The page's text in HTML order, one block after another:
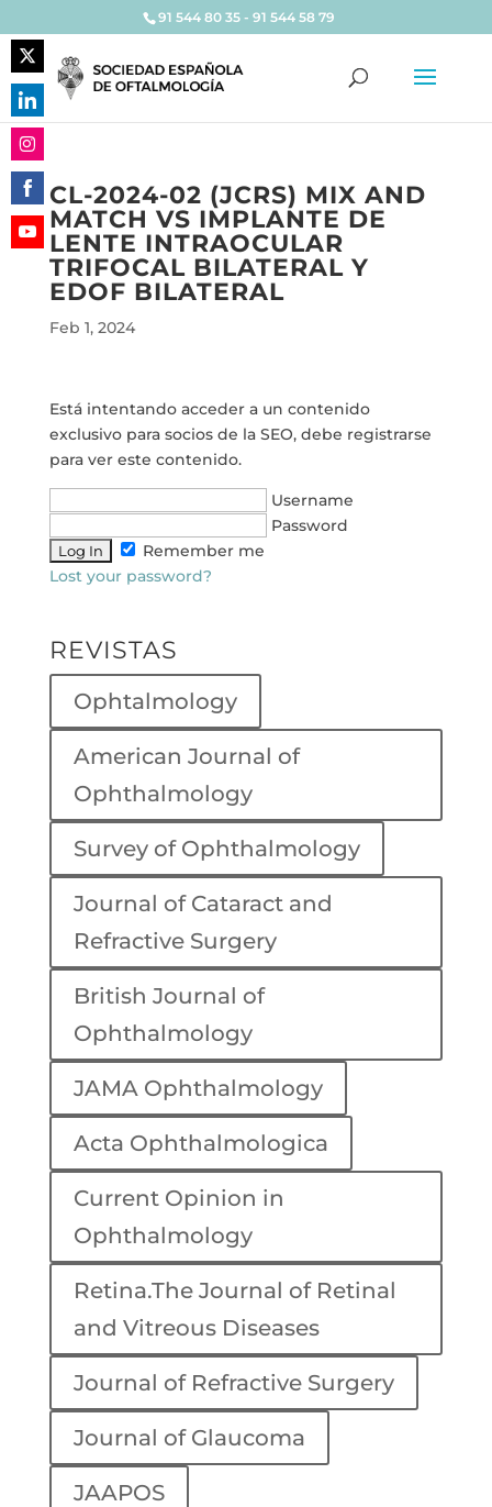
91 544 80 35 - 91 544 58 79
CL-2024-02 (JCRS) MIX AND
MATCH VS IMPLANTE DE
LENTE INTRAOCULAR
TRIFOCAL BILATERAL Y
EDOF BILATERAL
Feb 1, 2024
Está intentando acceder a un contenido
exclusivo para socios de la SEO, debe registrarse
para ver este contenido.
Username
Password
Remember me
Lost your password?
REVISTAS
Ophtalmology
American Journal of
Ophthalmology
Survey of Ophthalmology
Journal of Cataract and
Refractive Surgery
British Journal of
Ophthalmology
JAMA Ophthalmology
Acta Ophthalmologica
Current Opinion in
Ophthalmology
Retina.The Journal of Retinal
and Vitreous Diseases
Journal of Refractive Surgery
Journal of Glaucoma
JAAPOS
Share
on
Twitter
Share
on
LinkedIn
Share
on
Instagram
Share
on
Facebook
Share